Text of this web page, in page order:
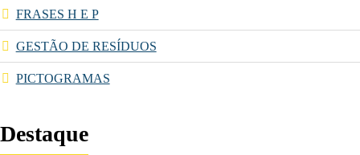
FRASES H E P
GESTÃO DE RESÍDUOS
PICTOGRAMAS
Destaque